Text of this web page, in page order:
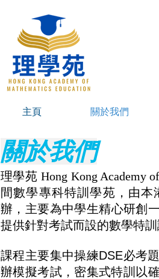
主頁 關於我們
關於我們
理學苑Hong Kong Academy
間數學專科特訓學苑，由本
辦，主要為中學生精心研創
提供針對考試而設的數學特訓
課程主要集中操練DSE必考
辦模擬考試，密集式特訓以